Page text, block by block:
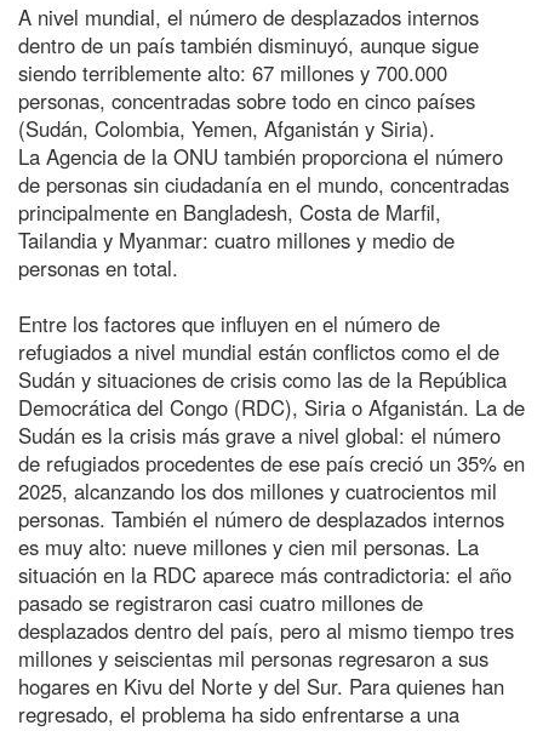
A nivel mundial, el número de desplazados internos
dentro de un país también disminuyó, aunque sigue
siendo terriblemente alto: 67 millones y 700.000
personas, concentradas sobre todo en cinco países
(Sudán, Colombia, Yemen, Afganistán y Siria).
La Agencia de la ONU también proporciona el número
de personas sin ciudadanía en el mundo, concentradas
principalmente en Bangladesh, Costa de Marfil,
Tailandia y Myanmar: cuatro millones y medio de
personas en total.
Entre los factores que influyen en el número de
refugiados a nivel mundial están conflictos como el de
Sudán y situaciones de crisis como las de la República
Democrática del Congo (RDC), Siria o Afganistán. La de
Sudán es la crisis más grave a nivel global: el número
de refugiados procedentes de ese país creció un 35% en
2025, alcanzando los dos millones y cuatrocientos mil
personas. También el número de desplazados internos
es muy alto: nueve millones y cien mil personas. La
situación en la RDC aparece más contradictoria: el año
pasado se registraron casi cuatro millones de
desplazados dentro del país, pero al mismo tiempo tres
millones y seiscientas mil personas regresaron a sus
hogares en Kivu del Norte y del Sur. Para quienes han
regresado, el problema ha sido enfrentarse a una